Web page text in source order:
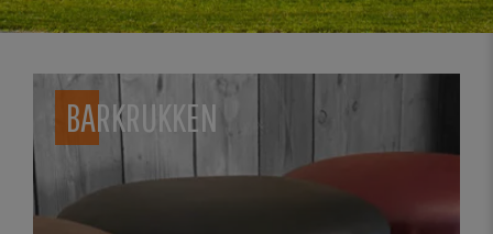
BARKRUKKEN